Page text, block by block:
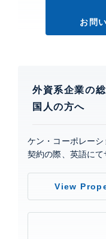
お問
外資系企業の
国人の方へ
ケン・コーポレーシ
契約の際、英語にて
View